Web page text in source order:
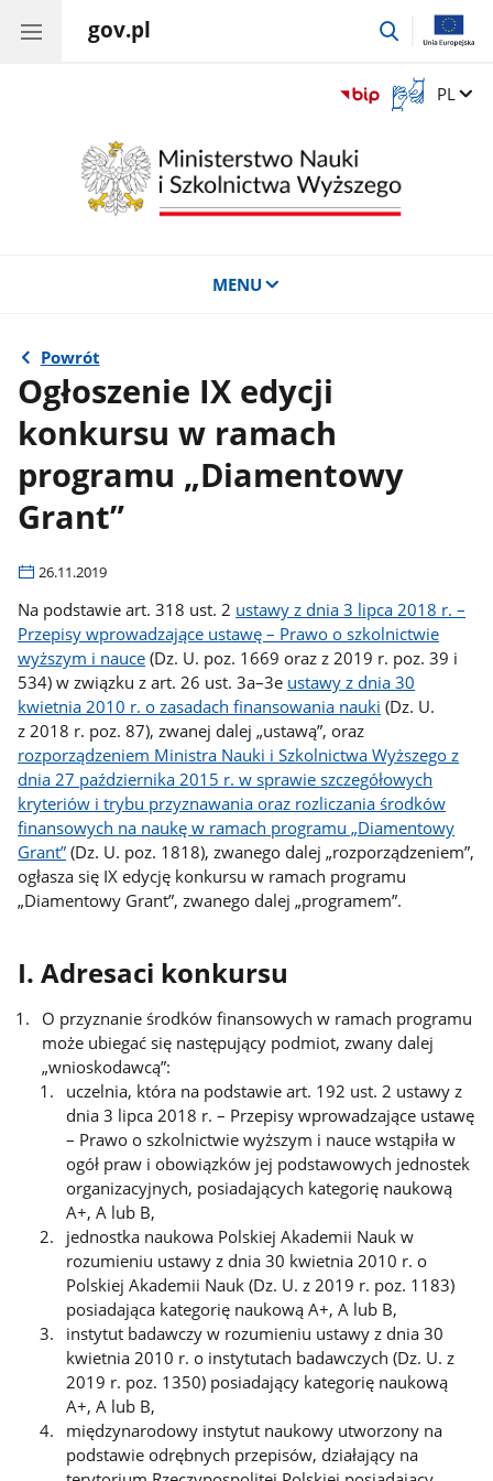
gov.pl
przejdź
Otwórz
okno
języka
migowego
Zmień
PL
MENU
Powrót
Ogłoszenie IX edycji
konkursu w ramach
programu „Diamentowy
Grant”
26.11.2019
Na podstawie art. 318 ust. 2 ustawy z dnia 3 lipca 2018 r. –
Przepisy wprowadzające ustawę – Prawo o szkolnictwie
wyższym i nauce (Dz. U. poz. 1669 oraz z 2019 r. poz. 39 i
534) w związku z art. 26 ust. 3a–3e ustawy z dnia 30
kwietnia 2010 r. o zasadach finansowania nauki (Dz. U.
z 2018 r. poz. 87), zwanej dalej „ustawą”, oraz
rozporządzeniem Ministra Nauki i Szkolnictwa Wyższego z
dnia 27 października 2015 r. w sprawie szczegółowych
kryteriów i trybu przyznawania oraz rozliczania środków
finansowych na naukę w ramach programu „Diamentowy
Grant” (Dz. U. poz. 1818), zwanego dalej „rozporządzeniem”,
ogłasza się IX edycję konkursu w ramach programu
„Diamentowy Grant”, zwanego dalej „programem”.
I. Adresaci konkursu
O przyznanie środków finansowych w ramach programu
może ubiegać się następujący podmiot, zwany dalej
„wnioskodawcą”:
uczelnia, która na podstawie art. 192 ust. 2 ustawy z
dnia 3 lipca 2018 r. – Przepisy wprowadzające ustawę
– Prawo o szkolnictwie wyższym i nauce wstąpiła w
ogół praw i obowiązków jej podstawowych jednostek
organizacyjnych, posiadających kategorię naukową
A+, A lub B,
jednostka naukowa Polskiej Akademii Nauk w
rozumieniu ustawy z dnia 30 kwietnia 2010 r. o
Polskiej Akademii Nauk (Dz. U. z 2019 r. poz. 1183)
posiadająca kategorię naukową A+, A lub B,
instytut badawczy w rozumieniu ustawy z dnia 30
kwietnia 2010 r. o instytutach badawczych (Dz. U. z
2019 r. poz. 1350) posiadający kategorię naukową
A+, A lub B,
międzynarodowy instytut naukowy utworzony na
podstawie odrębnych przepisów, działający na